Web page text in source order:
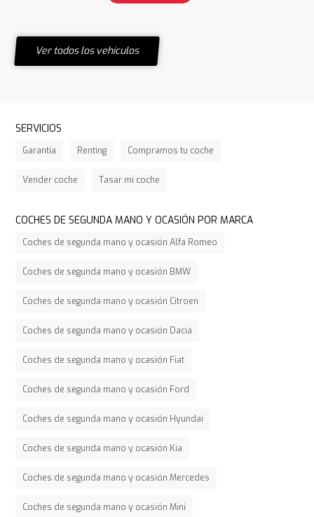
Ver todos los vehículos
SERVICIOS
Garantía Renting Compramos tu coche
Vender coche Tasar mi coche
COCHES DE SEGUNDA MANO Y OCASIÓN POR MARCA
Coches de segunda mano y ocasión Alfa Romeo
Coches de segunda mano y ocasión BMW
Coches de segunda mano y ocasión Citroen
Coches de segunda mano y ocasión Dacia
Coches de segunda mano y ocasión Fiat
Coches de segunda mano y ocasión Ford
Coches de segunda mano y ocasión Hyundai
Coches de segunda mano y ocasión Kia
Coches de segunda mano y ocasión Mercedes
Coches de segunda mano y ocasión Mini